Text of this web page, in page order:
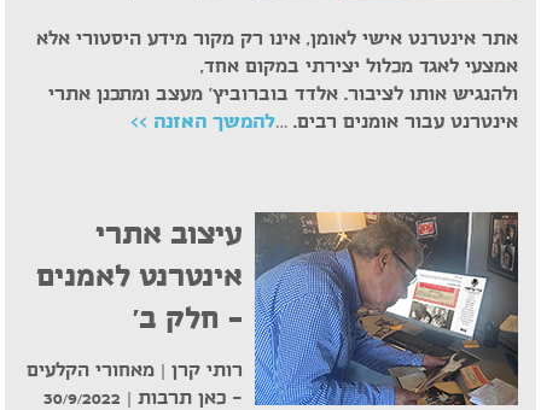
אתר אינטרנט אישי לאומן, אינו רק מקור מידע היסטורי אלא
אמצעי לאגד מכלול יצירתי במקום אחד,
ולהנגיש אותו לציבור. אלדד בוברוביץ' מעצב ומתכנן אתרי
אינטרנט עבור אומנים רבים. …להמשך האזנה >>
עיצוב אתרי
אינטרנט לאמנים
– חלק ב'
רותי קרן | מאחורי הקלעים
– כאן תרבות | 30/9/2022